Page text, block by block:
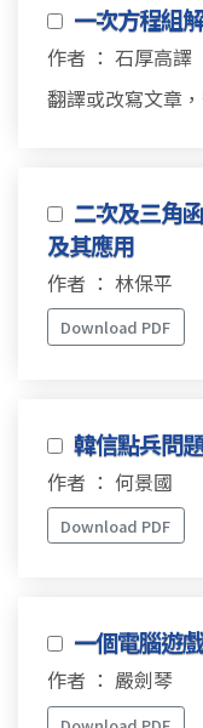
一次方程組
作者 ： 石厚高譯
翻譯或改寫文章
二次及三角
及其應用
作者 ： 林保平
Download PDF
韓信點兵問
作者 ： 何景國
Download PDF
一個電腦遊
作者 ： 嚴劍琴